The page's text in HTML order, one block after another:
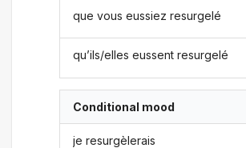
que vous eussiez resurgelé
qu’ils/elles eussent resurgelé
Conditional mood
je resurgèlerais